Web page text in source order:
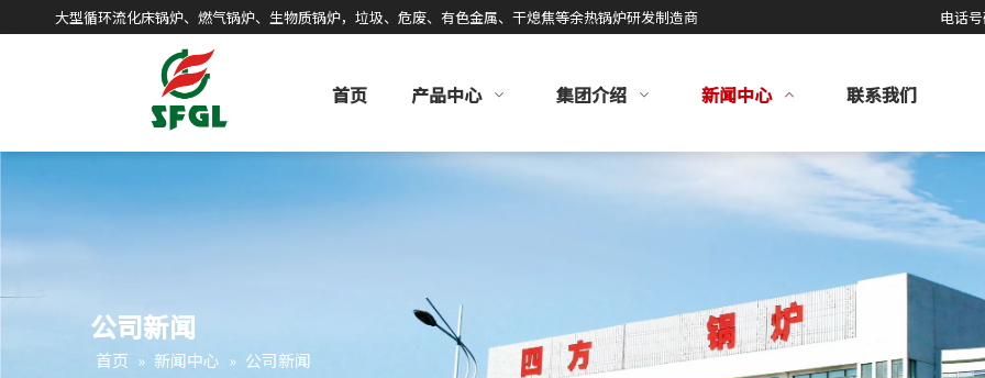
大型循环流化床锅炉、燃气锅炉、生物质锅炉，垃圾、危废、有色金属、干熄焦等余热锅炉研发制造商 电话
首页 产品中心 集团介绍 新闻中心 联系我们
公司新闻
首页 » 新闻中心 » 公司新闻